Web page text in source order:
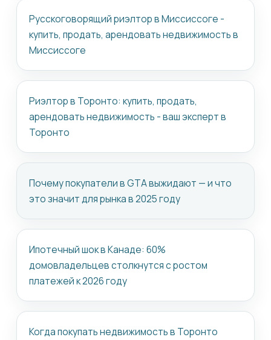
Русскоговорящий риэлтор в Миссиссоге -
купить, продать, арендовать недвижимость в
Миссиссоге
Риэлтор в Торонто: купить, продать,
арендовать недвижимость - ваш эксперт в
Торонто
Почему покупатели в GTA выжидают — и что
это значит для рынка в 2025 году
Ипотечный шок в Канаде: 60%
домовладельцев столкнутся с ростом
платежей к 2026 году
Когда покупать недвижимость в Торонто